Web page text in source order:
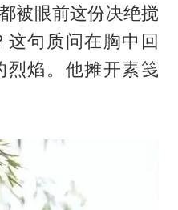
被眼前这份决绝搅
句质问在胸中回
烈焰。他摊开素笺